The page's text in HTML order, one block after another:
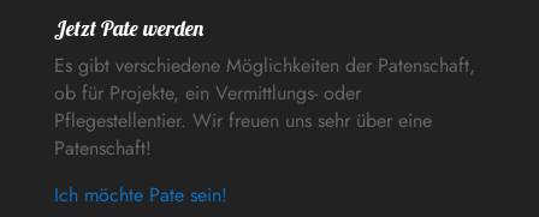
Jetzt Pate werden
Es gibt verschiedene Möglichkeiten der Patenschaft,
ob für Projekte, ein Vermittlungs- oder
Pflegestellentier. Wir freuen uns sehr über eine
Patenschaft!
Ich möchte Pate sein!